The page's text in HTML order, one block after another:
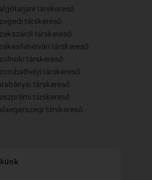
társkereső
társkereső
társkereső
társkereső
társkereső
társkereső
társkereső
társkereső
társkereső